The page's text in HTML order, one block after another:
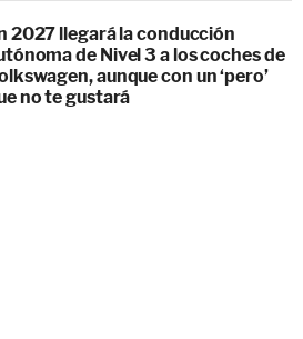
2027 llegará la conducción
de Nivel 3 a los coches de
aunque con un ‘pero’
no te gustará